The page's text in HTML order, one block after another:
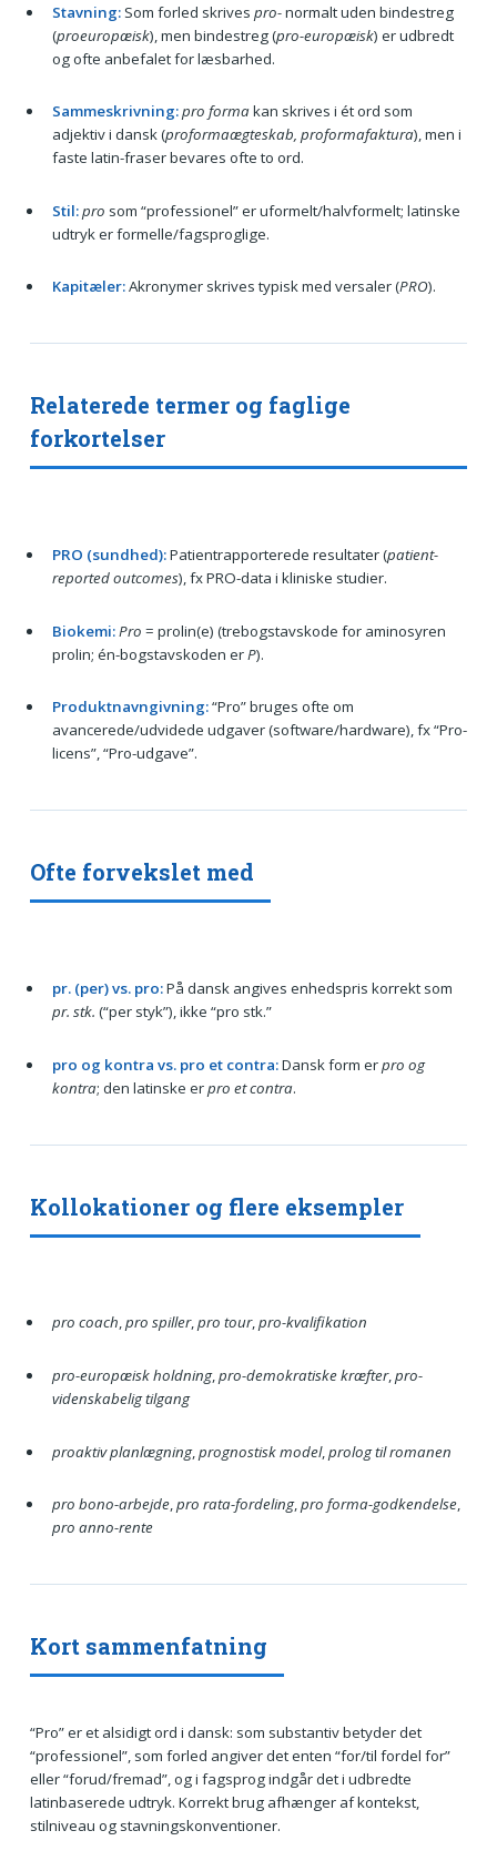
Stavning:Som forled skrives pro-normalt uden bindestreg
(proeuropæisk), men bindestreg (pro-europæisk) er udbredt
og ofte anbefalet for læsbarhed.
Sammeskrivning:pro formakan skrives i ét ord som
adjektiv i dansk (proformaægteskab, proformafaktura), men i
faste latin-fraser bevares ofte to ord.
Stil:pro som “professionel” er uformelt/halvformelt; latinske
udtryk er formelle/fagsproglige.
Kapitæler:Akronymer skrives typisk med versaler (PRO).
Relaterede termer og faglige
forkortelser
PRO (sundhed):Patientrapporterede resultater (patient-
reported outcomes), fx PRO-data i kliniske studier.
Biokemi:Pro = prolin(e) (trebogstavskode for aminosyren
prolin; én-bogstavskoden erP).
Produktnavngivning:“Pro” bruges ofte om
avancerede/udvidede udgaver (software/hardware), fx “Pro-
licens”, “Pro-udgave”.
Ofte forvekslet med
pr. (per) vs. pro:På dansk angives enhedspris korrekt som
pr. stk. (“per styk”), ikke “pro stk.”
pro og kontra vs. pro et contra:Dansk form erpro og
kontra; den latinske erpro et contra.
Kollokationer og flere eksempler
pro coach,pro spiller,pro tour,pro-kvalifikation
pro-europæisk holdning,pro-demokratiske kræfter,pro-
videnskabelig tilgang
proaktiv planlægning,prognostisk model,prolog til romanen
pro bono-arbejde,pro rata-fordeling,pro forma-godkendelse,
pro anno-rente
Kort sammenfatning
“Pro” er et alsidigt ord i dansk: som substantiv betyder det
“professionel”, som forled angiver det enten “for/til fordel for”
eller “forud/fremad”, og i fagsprog indgår det i udbredte
latinbaserede udtryk. Korrekt brug afhænger af kontekst,
stilniveau og stavningskonventioner.